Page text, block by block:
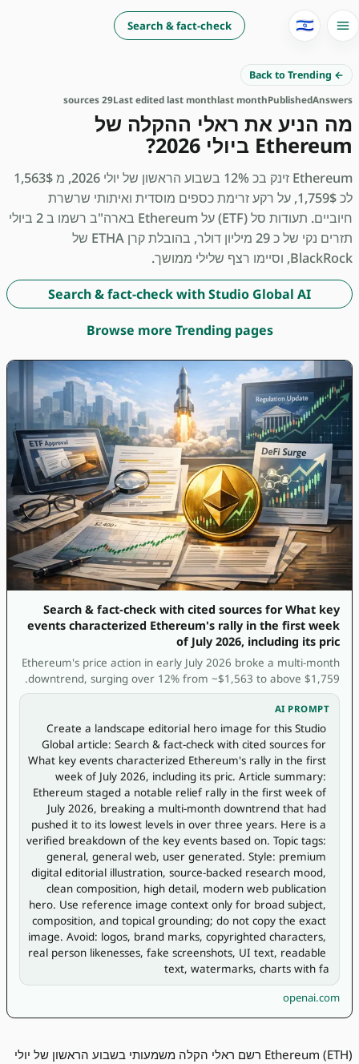
Search & fact-check 🇮🇱
← Back to Trending
Answers
Published
last month
Last edited last month
29 sources
מה הניע את ראלי ההקלה של
Ethereum ביולי 2026?
Ethereum זינק בכ 12% בשבוע הראשון של יולי 2026, מ 1,563$
לכ 1,759$, על רקע זרימת כספים מוסדית ואיתותי שרשרת
חיוביים. תעודות סל (ETF) על Ethereum בארה"ב רשמו ב 2 ביולי
תזרים נקי של כ 29 מיליון דולר, בהובלת קרן ETHA של
BlackRock, וסיימו רצף שלילי ממושך.
Search & fact-check with Studio Global AI
Browse more Trending pages
Search & fact-check with cited sources for What key
events characterized Ethereum's rally in the first week
of July 2026, including its pric
Ethereum's price action in early July 2026 broke a multi-month
downtrend, surging over 12% from ~$1,563 to above $1,759.
AI PROMPT
Create a landscape editorial hero image for this Studio
Global article: Search & fact-check with cited sources for
What key events characterized Ethereum's rally in the first
week of July 2026, including its pric. Article summary:
Ethereum staged a notable relief rally in the first week of
July 2026, breaking a multi-month downtrend that had
pushed it to its lowest levels in over three years. Here is a
verified breakdown of the key events based on. Topic tags:
general, general web, user generated. Style: premium
digital editorial illustration, source-backed research mood,
clean composition, high detail, modern web publication
hero. Use reference image context only for broad subject,
composition, and topical grounding; do not copy the exact
image. Avoid: logos, brand marks, copyrighted characters,
real person likenesses, fake screenshots, UI text, readable
text, watermarks, charts with fa
openai.com
Ethereum (ETH) רשם ראלי הקלה משמעותי בשבוע הראשון של יולי